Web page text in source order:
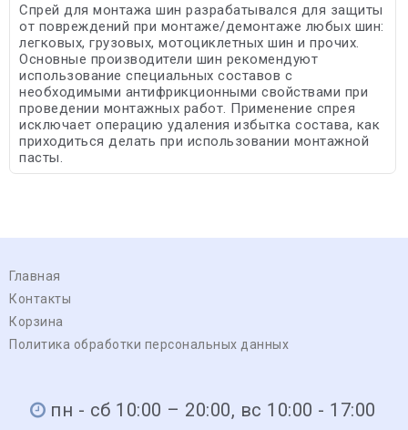
Спрей для монтажа шин разрабатывался для защиты
от повреждений при монтаже/демонтаже любых шин:
легковых, грузовых, мотоциклетных шин и прочих.
Основные производители шин рекомендуют
использование специальных составов с
необходимыми антифрикционными свойствами при
проведении монтажных работ. Применение спрея
исключает операцию удаления избытка состава, как
приходиться делать при использовании монтажной
пасты.
Главная
Контакты
Корзина
Политика обработки персональных данных
пн - сб 10:00 – 20:00, вс 10:00 - 17:00